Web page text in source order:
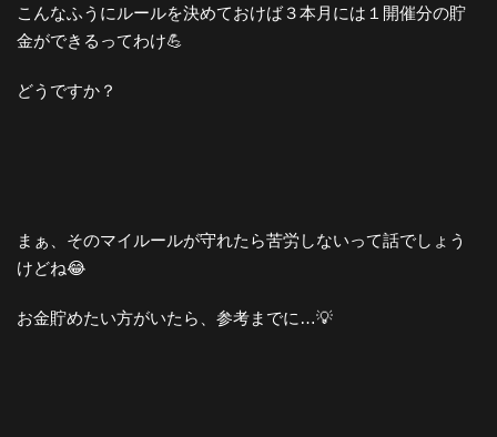
こんなふうにルールを決めておけば３本月には１開催分の貯
金ができるってわけ💪
どうですか？
まぁ、そのマイルールが守れたら苦労しないって話でしょう
けどね😂
お金貯めたい方がいたら、参考までに…💡